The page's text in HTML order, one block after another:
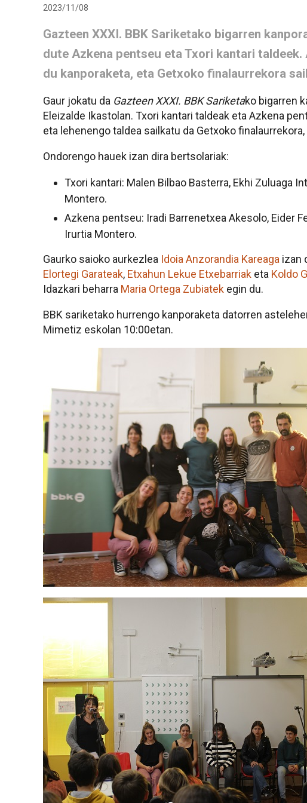
2023/11/08
Gazteen XXXI. BBK Sariketako bigarren
dute Azkena pentseu eta Txori kantari taldeek.
du kanporaketa, eta Getxoko finalaurrekora
Gaur jokatu da Gazteen XXXI. BBK Sariketako bigarren
Eleizalde Ikastolan. Txori kantari taldeak eta Azkena
eta lehenengo taldea sailkatu da Getxoko
Ondorengo hauek izan dira bertsolariak:
Txori kantari: Malen Bilbao Basterra, Ekhi Zuluaga
Montero.
Azkena pentseu: Iradi Barrenetxea Akesolo, Eider
Irurtia Montero.
Gaurko saioko aurkezlea Idoia Anzorandia Kareaga izan
Elortegi Garateak, Etxahun Lekue Etxebarriak eta Koldo
Idazkari beharra Maria Ortega Zubiatek egin du.
BBK sariketako hurrengo kanporaketa datorren
Mimetiz eskolan 10:00etan.